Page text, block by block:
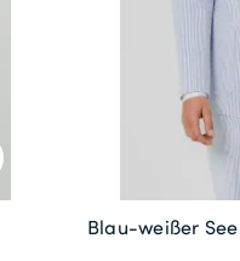
Blau-weißer